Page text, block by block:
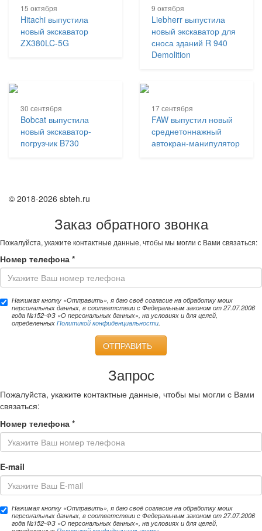
15 октября
Hitachi выпустила
новый экскаватор
ZX380LC-5G
9 октября
Liebherr выпустила
новый экскаватор для
сноса зданий R 940
Demolition
30 сентября
Bobcat выпустила
новый экскаватор-
погрузчик B730
17 сентября
FAW выпустил новый
среднетоннажный
автокран-манипулятор
© 2018-2026 sbteh.ru
Заказ обратного звонка
Пожалуйста, укажите контактные данные, чтобы мы могли с Вами связаться:
Номер телефона *
Нажимая кнопку «Отправить», я даю своё согласие на обработку моих
персональных данных, в соответствии с Федеральным законом от 27.07.2006
года №152-ФЗ «О персональных данных», на условиях и для целей,
определенных Политикой конфиденциальности
ОТПРАВИТЬ
Запрос
Пожалуйста, укажите контактные данные, чтобы мы могли с Вами
связаться:
Номер телефона *
E-mail
Нажимая кнопку «Отправить», я даю своё согласие на обработку моих
персональных данных, в соответствии с Федеральным законом от 27.07.2006
года №152-ФЗ «О персональных данных», на условиях и для целей,